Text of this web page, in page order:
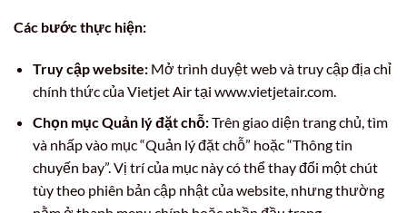
Các bước thực hiện:
Truy cập website:Mở trình duyệt web và truy cập địa chỉ
chính thức của Vietjet Air tại www.vietjetair.com.
Chọn mục Quản lý đặt chỗ:Trên giao diện trang chủ, tìm
và nhấp vào mục “Quản lý đặt chỗ” hoặc “Thông tin
chuyến bay”. Vị trí của mục này có thể thay đổi một chút
tùy theo phiên bản cập nhật của website, nhưng thường